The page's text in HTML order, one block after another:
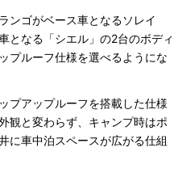
ンゴがベース車となるソレイ
となる「シエル」の2台のボディ
プルーフ仕様を選べるようにな
プアップルーフを搭載した仕様
観と変わらず、キャンプ時はポ
に車中泊スペースが広がる仕組